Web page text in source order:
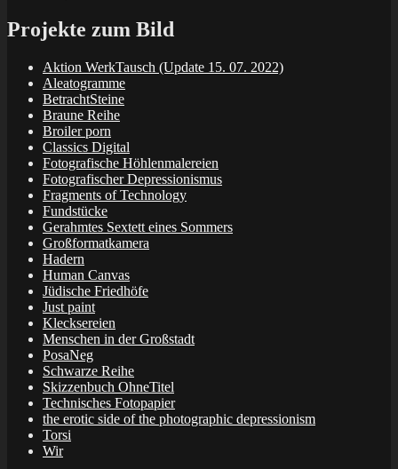
Projekte zum Bild
Aktion WerkTausch (Update 15. 07. 2022)
Aleatogramme
BetrachtSteine
Braune Reihe
Broiler porn
Classics Digital
Fotografische Höhlenmalereien
Fotografischer Depressionismus
Fragments of Technology
Fundstücke
Gerahmtes Sextett eines Sommers
Großformatkamera
Hadern
Human Canvas
Jüdische Friedhöfe
Just paint
Klecksereien
Menschen in der Großstadt
PosaNeg
Schwarze Reihe
Skizzenbuch OhneTitel
Technisches Fotopapier
the erotic side of the photographic depressionism
Torsi
Wir